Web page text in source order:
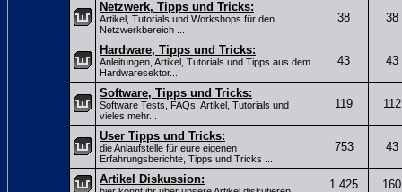
Netzwerk, Tipps und Tricks:
Artikel, Tutorials und Workshops für den
Netzwerkbereich ...
38 38
Hardware, Tipps und Tricks:
Anleitungen, Artikel, Tutorials und Tipps aus dem
Hardwaresektor...
43 43
Software, Tipps und Tricks:
Software Tests, FAQs, Artikel, Tutorials und
vieles mehr...
119 112
User Tipps und Tricks:
die Anlaufstelle für eure eigenen
Erfahrungsberichte, Tipps und Tricks ...
753 43
Artikel Diskussion: 1.425 160